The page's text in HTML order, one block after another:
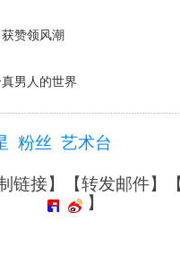
赞领风潮
男人的世界
粉丝 艺术台
链接】【转发邮件】
】